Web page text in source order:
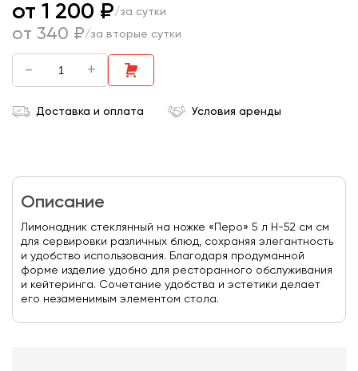
от 1 200 ₽/за сутки
от 340 ₽/за вторые сутки
- +
Доставка и оплата Условия аренды
Описание
Лимонадник стеклянный на ножке «Перо» 5 л Н-52 см см
для сервировки различных блюд, сохраняя элегантность
и удобство использования. Благодаря продуманной
форме изделие удобно для ресторанного обслуживания
и кейтеринга. Сочетание удобства и эстетики делает
его незаменимым элементом стола.